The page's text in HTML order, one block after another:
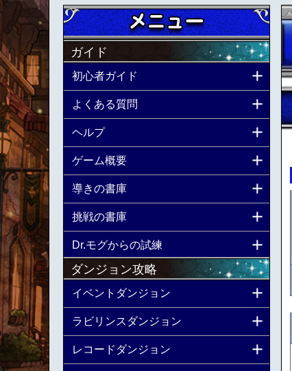
ガイド
初心者ガイド
よくある質問
ヘルプ
ゲーム概要
導きの書庫
挑戦の書庫
Dr.モグからの試練
ダンジョン攻略
イベントダンジョン
ラビリンスダンジョン
レコードダンジョン